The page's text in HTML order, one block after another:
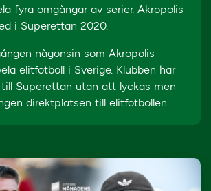
fyra omgångar av serier. Akropolis
i Superettan 2020.
någonsin som Akropolis
elitfotboll i Sverige. Klubben har
Superettan utan att lyckas men
direktplatsen till elitfotbollen.